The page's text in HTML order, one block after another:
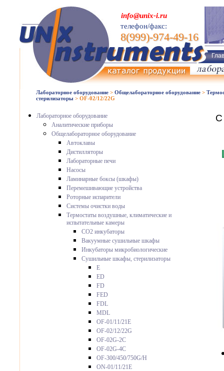
info@unix-i.ru
телефон/факс:
8(999)-974-49-16
Лабораторное оборудование > Общелабораторное оборудование >
стерилизаторы > OF-02/12/22G
Лабораторное оборудование
Аналитические приборы
Общелабораторное оборудование
Автоклавы
Дистилляторы
Лабораторные печи
Насосы
Ламинарные боксы (шкафы)
Перемешивающие устройства
Роторные испарители
Системы очистки воды
Термостаты воздушные, климатические и
испытательные камеры
CO2 инкубаторы
Вакуумные сушильные шкафы
Инкубаторы микробиологические
Сушильные шкафы, стерилизаторы
E
ED
FD
FED
FDL
MDL
OF-01/11/21E
OF-02/12/22G
OF-02G-2C
OF-02G-4C
OF-300/450/750G/H
ON-01/11/21E
С